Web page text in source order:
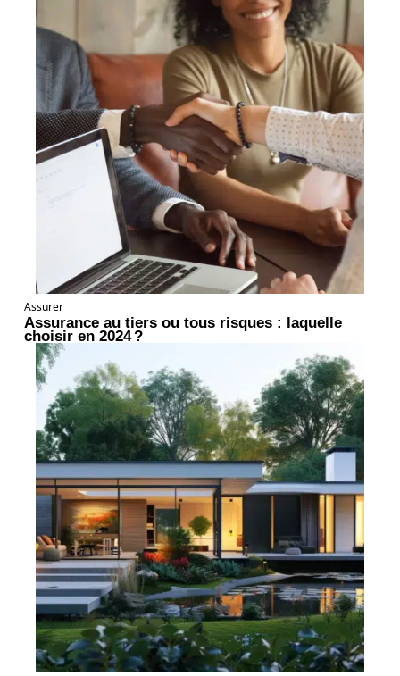
Assurer
Assurance au tiers ou tous risques : laquelle
choisir en 2024 ?